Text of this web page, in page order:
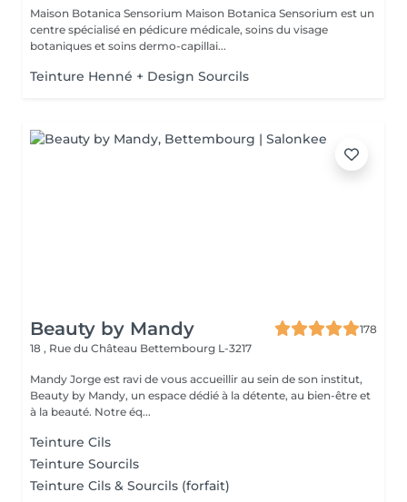
Maison Botanica Sensorium Maison Botanica Sensorium est un
centre spécialisé en pédicure médicale, soins du visage
botaniques et soins dermo-capillai...
Teinture Henné + Design Sourcils
Beauty by Mandy
178
18 , Rue du Château Bettembourg L-3217
Mandy Jorge est ravi de vous accueillir au sein de son institut,
Beauty by Mandy, un espace dédié à la détente, au bien-être et
à la beauté. Notre éq...
Teinture Cils
Teinture Sourcils
Teinture Cils & Sourcils (forfait)